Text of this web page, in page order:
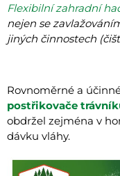
Flexibilní zahradní
nejen se
jiných činnostech
Rovnoměrné a
postřikovače
obdržel zejména v
dávku vláhy.